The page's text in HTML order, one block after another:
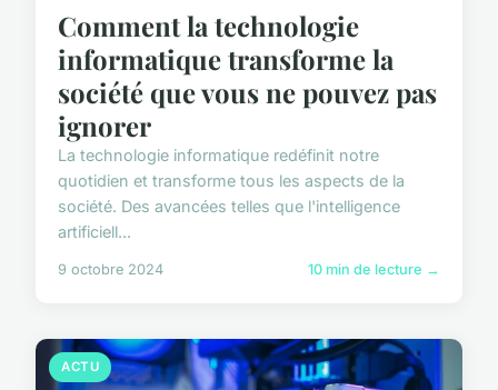
Comment la technologie
informatique transforme la
société que vous ne pouvez pas
ignorer
La technologie informatique redéfinit notre
quotidien et transforme tous les aspects de la
société. Des avancées telles que l'intelligence
artificiell...
9 octobre 2024 10 min de lecture →
ACTU